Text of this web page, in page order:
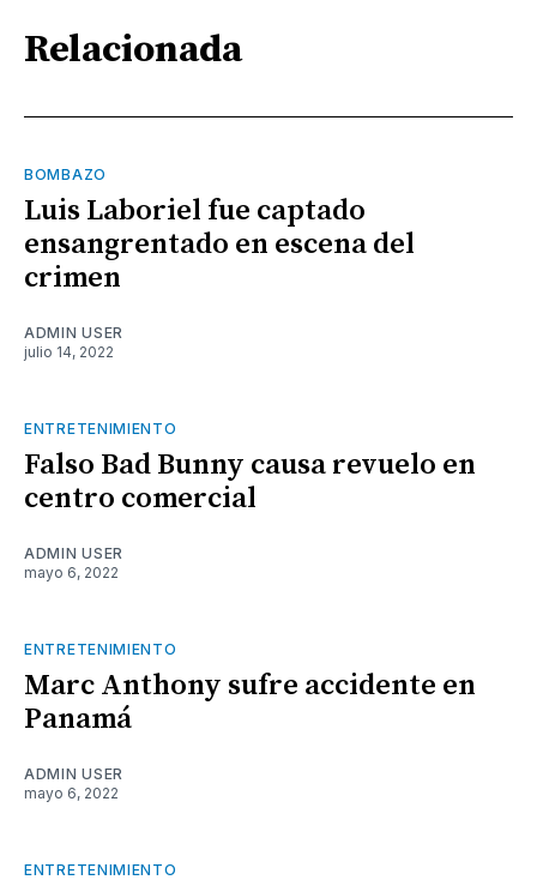
Relacionada
BOMBAZO
Luis Laboriel fue captado
ensangrentado en escena del
crimen
ADMIN USER
julio 14, 2022
ENTRETENIMIENTO
Falso Bad Bunny causa revuelo en
centro comercial
ADMIN USER
mayo 6, 2022
ENTRETENIMIENTO
Marc Anthony sufre accidente en
Panamá
ADMIN USER
mayo 6, 2022
ENTRETENIMIENTO